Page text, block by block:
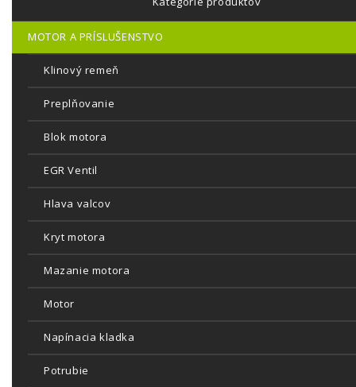
MOTOR A PRÍSLUŠENSTVO
Klinový remeň
Preplňovanie
Blok motora
EGR Ventil
Hlava valcov
Kryt motora
Mazanie motora
Motor
Napínacia kladka
Potrubie